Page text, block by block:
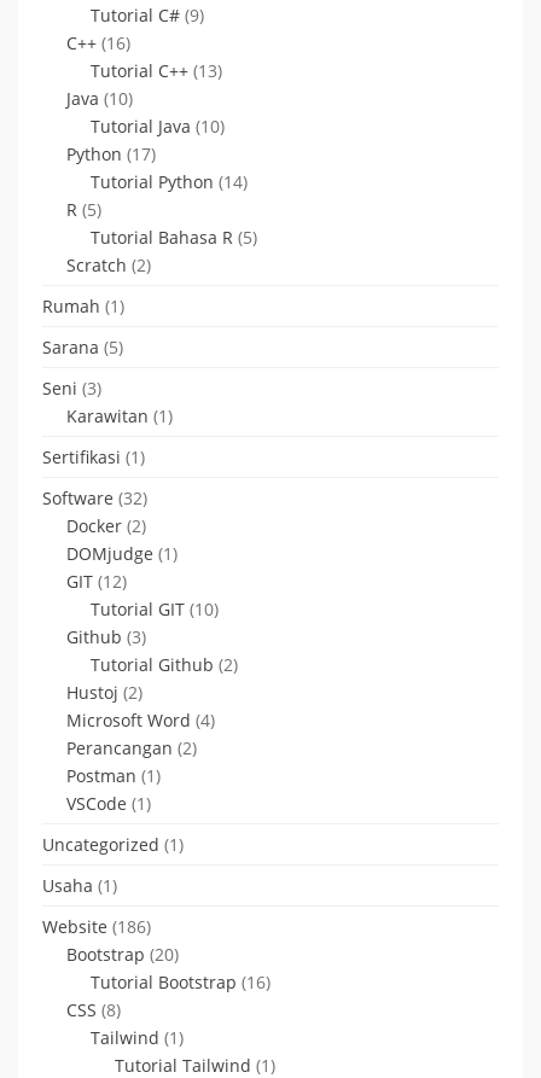
Tutorial C# (9)
C++ (16)
Tutorial C++ (13)
Java (10)
Tutorial Java (10)
Python (17)
Tutorial Python (14)
R (5)
Tutorial Bahasa R (5)
Scratch (2)
Rumah (1)
Sarana (5)
Seni (3)
Karawitan (1)
Sertifikasi (1)
Software (32)
Docker (2)
DOMjudge (1)
GIT (12)
Tutorial GIT (10)
Github (3)
Tutorial Github (2)
Hustoj (2)
Microsoft Word (4)
Perancangan (2)
Postman (1)
VSCode (1)
Uncategorized (1)
Usaha (1)
Website (186)
Bootstrap (20)
Tutorial Bootstrap (16)
CSS (8)
Tailwind (1)
Tutorial Tailwind (1)